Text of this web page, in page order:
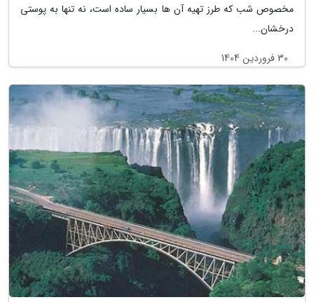
مخصوص شب که طرز تهیه آن ها بسیار ساده است، نه تنها به پوستی
درخشان...
30 فروردین 1404